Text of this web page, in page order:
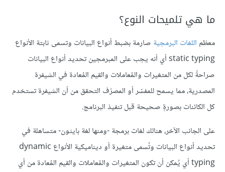
ما هي تلميحات النوع؟
معظم اللغات البرمجية صارمة بضبط أنواع البيانات وتسمى ثابتة الأنواع
static typing أي أنه يجب على المبرمجين تحديد أنواع البيانات
صراحةً لكل من المتغيرات والمُعاملات والقيم المُعادة في الشيفرة
المصدرية، مما يسمح للمفسّر أو المصرّف التحقق من أن الشيفرة تستخدم
كل الكائنات بصورةٍ صحيحة قبل تنفيذ البرنامج.
على الجانب الآخر، هنالك لغات برمجة -ومنها لغة بايثون- متساهلة في
تحديد أنواع البيانات وتُسمى متغيرة أو ديناميكية الأنواع dynamic
typing أي يُمكن أن تكون المتغيرات والمُعاملات والقيم المُعادة من أي